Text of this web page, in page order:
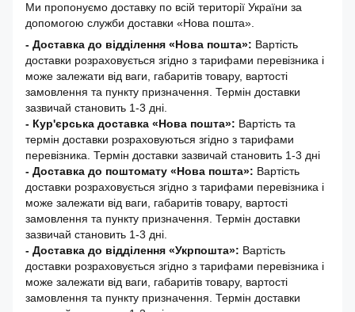
Ми пропонуємо доставку по всій території України за
допомогою служби доставки «Нова пошта».
- Доставка до відділення «Нова пошта»: Вартість
доставки розраховується згідно з тарифами перевізника і
може залежати від ваги, габаритів товару, вартості
замовлення та пункту призначення. Термін доставки
зазвичай становить 1-3 дні.
- Кур'єрська доставка «Нова пошта»: Вартість та
термін доставки розраховуються згідно з тарифами
перевізника. Термін доставки зазвичай становить 1-3 дні
- Доставка до поштомату «Нова пошта»: Вартість
доставки розраховується згідно з тарифами перевізника і
може залежати від ваги, габаритів товару, вартості
замовлення та пункту призначення. Термін доставки
зазвичай становить 1-3 дні.
- Доставка до відділення «Укрпошта»: Вартість
доставки розраховується згідно з тарифами перевізника і
може залежати від ваги, габаритів товару, вартості
замовлення та пункту призначення. Термін доставки